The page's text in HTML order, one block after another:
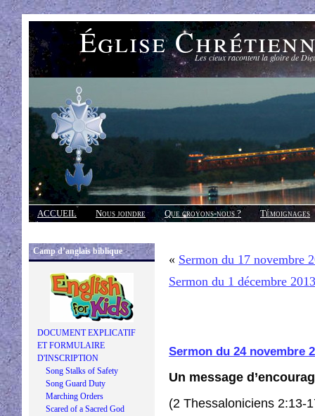
Église Les cieux racontent la gloire de
ACCUEIL Nous joindre Que croyons-nous ?
Témoignages
Réponses
Camp d’anglais biblique
DOCUMENT EXPLICATIF
ET FORMULAIRE
D'INSCRIPTION
Song Stalks of Safety
Song Guard Duty
Marching Orders
Scared of a Sacred God
« Sermon du 17 novembre
Sermon du 1 décembre 2013
Sermon du 24 novembre
Un message
(2 Thessaloniciens 2:13-